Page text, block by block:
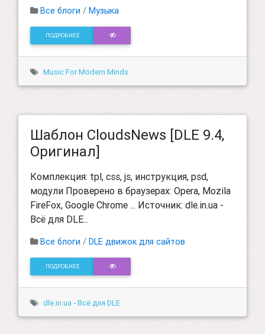
Все блоги / Музыка
ПОДРОБНЕЕ
Music For Modern Minds
Шаблон CloudsNews [DLE 9.4,
Оригинал]
Комплекция: tpl, css, js, инструкция, psd,
модули Проверено в браузерах: Opera, Mozila
FireFox, Google Chrome ... Источник: dle.in.ua -
Всё для DLE...
Все блоги / DLE движок для сайтов
ПОДРОБНЕЕ
dle.in.ua - Всё для DLE